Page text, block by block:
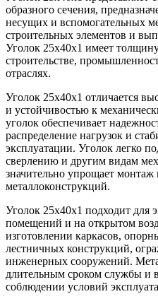
образного сечения,
несущих и вспомогательных
строительных элементов и
Уголок 25х40х1 имеет
строительстве,
отраслях.
Уголок 25х40х1 отличается
и устойчивостью к
уголок обеспечивает
распределение нагрузок и
эксплуатации. Уголок легко
сверлению и другим видам
значительно упрощает монтаж
металлоконструкций.
Уголок 25х40х1 подходит для
помещений и на открытом
изготовлении каркасов,
лестничных конструкций,
инженерных сооружений.
длительным сроком службы и
соблюдении условий